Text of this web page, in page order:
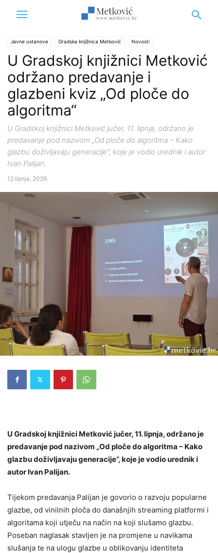
Javne ustanove Gradska knjižnica Metković Novosti
U Gradskoj knjižnici Metković
održano predavanje i
glazbeni kviz „Od ploče do
algoritma“
U Gradskoj knjižnici Metković jučer, 11. lipnja, održano je
predavanje pod nazivom „Od ploče do algoritma – Kako
glazbu doživljavaju generacije“, koje je vodio urednik i autor
Ivan Palijan.
12 lipnja, 2026
U Gradskoj knjižnici Metković jučer, 11. lipnja, održano je
predavanje pod nazivom „Od ploče do algoritma – Kako
glazbu doživljavaju generacije“, koje je vodio urednik i
autor Ivan Palijan.
Tijekom predavanja Palijan je govorio o razvoju popularne
glazbe, od vinilnih ploča do današnjih streaming platformi i
algoritama koji utječu na način na koji slušamo glazbu.
Poseban naglasak stavljen je na promjene u navikama
slušanja te na ulogu glazbe u oblikovanju identiteta